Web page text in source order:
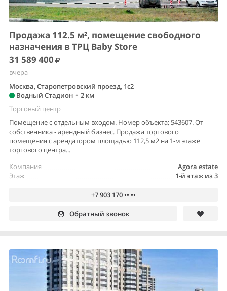
Продажа 112.5 м², помещение свободного
назначения в ТРЦ Baby Store
31 589 400
вчера
Москва, Старопетровский проезд, 1с2
Водный Стадион • 2 км
Торговый центр
Помещение с отдельным входом. Номер объекта: 543607. От
собственника - арендный бизнес. Продажа торгового
помещения с арендатором площадью 112,5 м2 на 1-м этаже
торгового центра...
Agora estate
Компания
1-й этаж из 3
Этаж
+7 903 170 •• ••
Обратный звонок